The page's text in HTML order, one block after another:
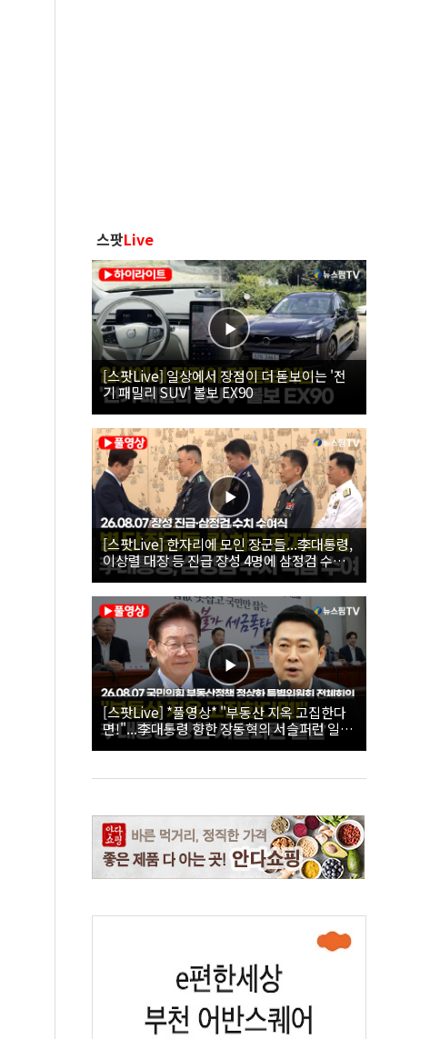
스팟Live
[스팟Live] 일상에서 장점이 더 돋보이는 '전
기 패밀리 SUV' 볼보 EX90
[스팟Live] 한자리에 모인 장군들...李대통령,
이상렬 대장 등 진급 장성 4명에 삼정검 수치
직접 수여｜26.08.07 장성 진급·삼정검 수치
수여식
[스팟Live] *풀영상* "부동산 지옥 고집한다
면!"...李대통령 향한 장동혁의 서슬퍼런 일갈
| 26.08.07 국민의힘 부동산정책 정상화 특별